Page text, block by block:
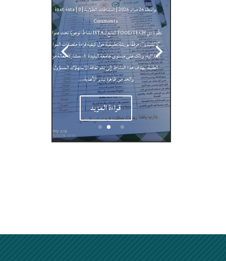
بواسطة ‪ inst-ista | ‏26 فبراير 2026 |النشاطات الطلابية | 0
Comments
نظّم نادي FOODTECH التابع لـ ISTA نشاطًا توعويًا تحت عنوان
“لا للتبذير”، مرفقًا بورشة تطبيقية حول كيفية قراءة ملصقات المواد
الغذائية، وذلك على مستوى جامعة البليدة 1، بمشاركة فعالة من
الطلبة. يهدف هذا النشاط إلى نشر ثقافة الاستهلاك المسؤول
والحد من ظاهرة تبذير الأغذية،...
قراءة المزيد
inst-ista 10 نوفمبر 2025 النشاطات الطلابية